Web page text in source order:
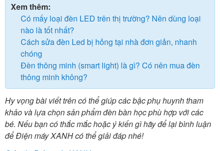
Xem thêm:
Có mấy loại đèn LED trên thị trường? Nên dùng loại
nào là tốt nhất?
Cách sửa đèn Led bị hỏng tại nhà đơn giản, nhanh
chóng
Đèn thông minh (smart light) là gì? Có nên mua đèn
thông minh không?
Hy vọng bài viết trên có thể giúp các bậc phụ huynh tham
khảo và lựa chọn sản phẩm đèn bàn học phù hợp với các
bé. Nếu bạn có thắc mắc hoặc ý kiến gì hãy để lại bình luận
để Điện máy XANH có thể giải đáp nhé!